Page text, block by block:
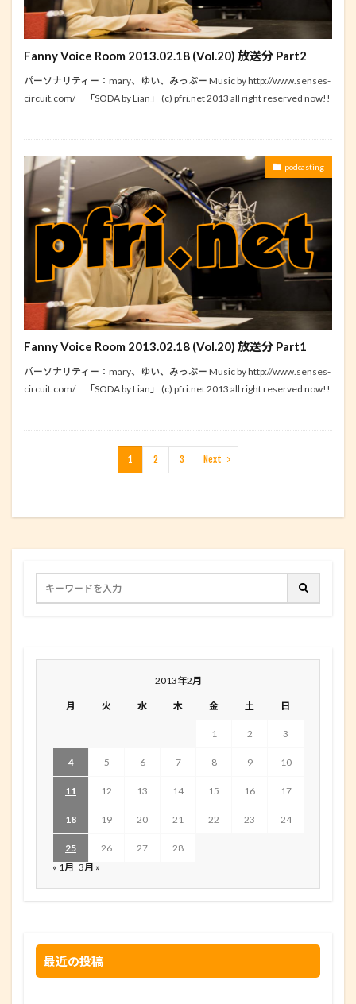
Fanny Voice Room 2013.02.18 (Vol.20) 放送分 Part2
パーソナリティー：mary、ゆい、みっぷー Music by http://www.senses-
circuit.com/ 「SODA by Lian」 (c) pfri.net 2013 all right reserved now!!
podcasting
Fanny Voice Room 2013.02.18 (Vol.20) 放送分 Part1
パーソナリティー：mary、ゆい、みっぷー Music by http://www.senses-
circuit.com/ 「SODA by Lian」 (c) pfri.net 2013 all right reserved now!!
1 2 3 Next
2013年2月
月 火 水 木 金 土 日
1 2 3
4 5 6 7 8 9 10
11 12 13 14 15 16 17
18 19 20 21 22 23 24
25 26 27
28
« 1月 3月 »
最近の投稿